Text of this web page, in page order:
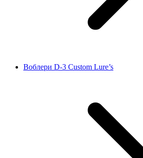
Воблери D‑3 Custom Lure’s